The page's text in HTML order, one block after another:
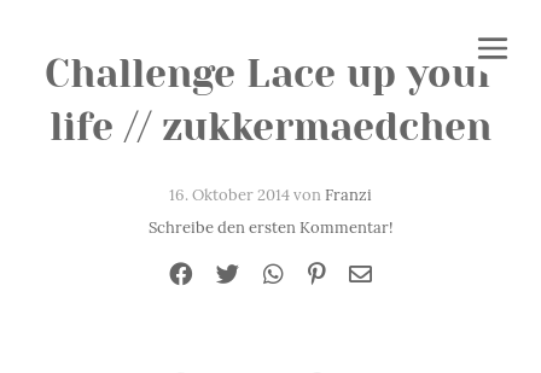
Challenge Lace up your
life // zukkermaedchen
16. Oktober 2014 vonFranzi
Schreibe den ersten Kommentar!